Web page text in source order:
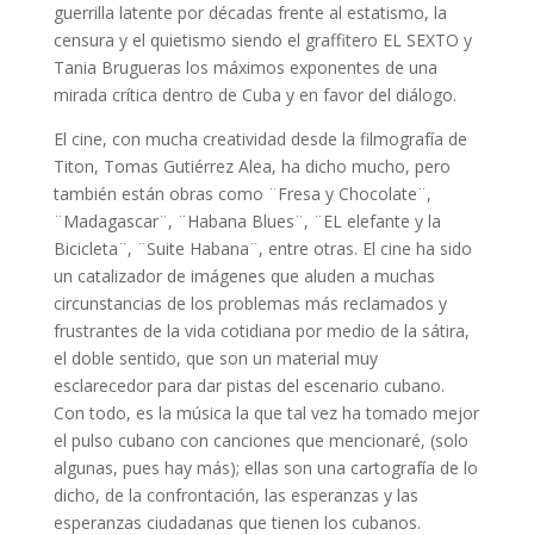
guerrilla latente por décadas frente al estatismo, la
censura y el quietismo siendo el graffitero EL SEXTO y
Tania Brugueras los máximos exponentes de una
mirada crítica dentro de Cuba y en favor del diálogo.
El cine, con mucha creatividad desde la filmografía de
Titon, Tomas Gutiérrez Alea, ha dicho mucho, pero
también están obras como ¨Fresa y Chocolate¨,
¨Madagascar¨, ¨Habana Blues¨, ¨EL elefante y la
Bicicleta¨, ¨Suite Habana¨, entre otras. El cine ha sido
un catalizador de imágenes que aluden a muchas
circunstancias de los problemas más reclamados y
frustrantes de la vida cotidiana por medio de la sátira,
el doble sentido, que son un material muy
esclarecedor para dar pistas del escenario cubano.
Con todo, es la música la que tal vez ha tomado mejor
el pulso cubano con canciones que mencionaré, (solo
algunas, pues hay más); ellas son una cartografía de lo
dicho, de la confrontación, las esperanzas y las
esperanzas ciudadanas que tienen los cubanos.